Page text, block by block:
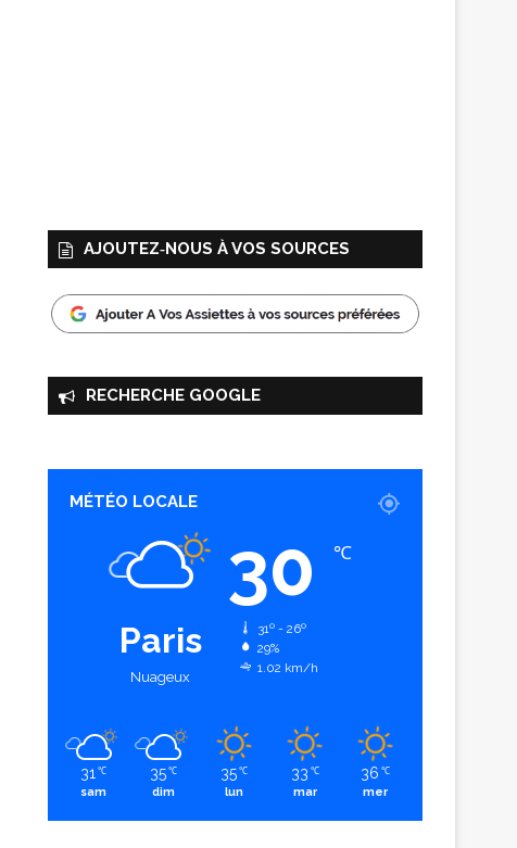
AJOUTEZ‑NOUS À VOS SOURCES
RECHERCHE GOOGLE
MÉTÉO LOCALE
Paris
Nuageux
30 ℃
31º - 26º
29%
1.02 km/h
31 ℃
sam
35 ℃
dim
35 ℃
lun
33 ℃
mar
36 ℃
mer